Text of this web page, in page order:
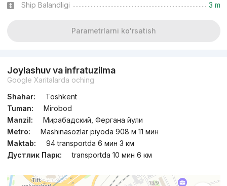
Ship Balandligi
3 m
Parametrlarni ko'rsatish
Joylashuv va infratuzilma
Google Xaritalarda oching
Shahar:
Toshkent
Tuman:
Mirobod
Manzil:
Мирабадский, Фергана йули
Metro:
Mashinasozlar piyoda 908 м 11 мин
Maktab:
94 transportda 6 мин 3 км
Дустлик Парк:
transportda 10 мин 6 км